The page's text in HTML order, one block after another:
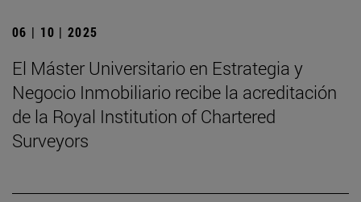
06 | 10 | 2025
El Máster Universitario en Estrategia y
Negocio Inmobiliario recibe la acreditación
de la Royal Institution of Chartered
Surveyors